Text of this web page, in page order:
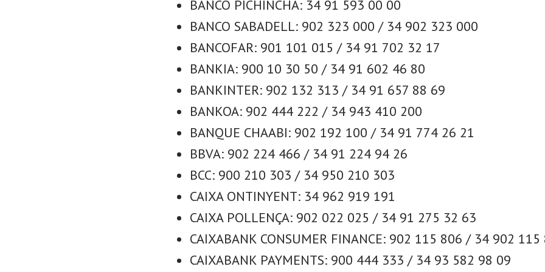
BANCO PICHINCHA: 34 91 593 00 00
BANCO SABADELL: 902 323 000 / 34 902 323 000
BANCOFAR: 901 101 015 / 34 91 702 32 17
BANKIA: 900 10 30 50 / 34 91 602 46 80
BANKINTER: 902 132 313 / 34 91 657 88 69
BANKOA: 902 444 222 / 34 943 410 200
BANQUE CHAABI: 902 192 100 / 34 91 774 26 21
BBVA: 902 224 466 / 34 91 224 94 26
BCC: 900 210 303 / 34 950 210 303
CAIXA ONTINYENT: 34 962 919 191
CAIXA POLLENÇA: 902 022 025 / 34 91 275 32 63
CAIXABANK CONSUMER FINANCE: 902 115 806 / 34 902
CAIXABANK PAYMENTS: 900 444 333 / 34 93 582 98 09